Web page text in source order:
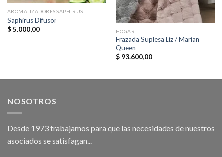
AROMATIZADORES SAPHIRUS
Saphirus Difusor
$5.000,00 HOGAR
Frazada Suplesa Liz / Marian
Queen
$93.600,00
NOSOTROS
Desde 1973 trabajamos para que las necesidades de nuestros
asociados se satisfagan...